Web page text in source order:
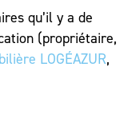
qu’il y a de
(propriétaire,
LOGÉAZUR,